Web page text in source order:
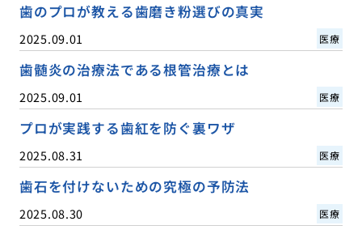
歯のプロが教える歯磨き粉選びの真実
2025.09.01 医療
歯髄炎の治療法である根管治療とは
2025.09.01 医療
プロが実践する歯紅を防ぐ裏ワザ
2025.08.31 医療
歯石を付けないための究極の予防法
2025.08.30 医療